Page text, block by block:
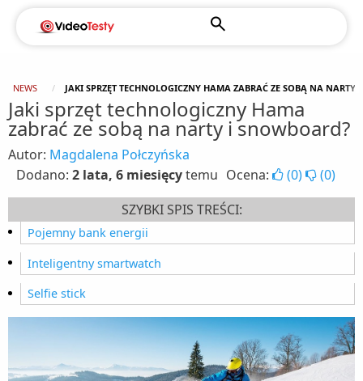
NEWS JAKI SPRZĘT TECHNOLOGICZNY HAMA ZABRAĆ ZE SOBĄ NA NARTY
Jaki sprzęt technologiczny Hama
zabrać ze sobą na narty i snowboard?
Autor: Magdalena Połczyńska
Dodano: 2 lata, 6 miesięcytemu Ocena: (0) (0)
SZYBKI SPIS TREŚCI:
Pojemny bank energii
Inteligentny smartwatch
Selfie stick